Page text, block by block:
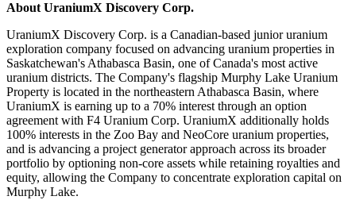
About UraniumX Discovery Corp.
UraniumX Discovery Corp. is a Canadian-based junior uranium
exploration company focused on advancing uranium properties in
Saskatchewan's Athabasca Basin, one of Canada's most active
uranium districts. The Company's flagship Murphy Lake Uranium
Property is located in the northeastern Athabasca Basin, where
UraniumX is earning up to a 70% interest through an option
agreement with F4 Uranium Corp. UraniumX additionally holds
100% interests in the Zoo Bay and NeoCore uranium properties,
and is advancing a project generator approach across its broader
portfolio by optioning non-core assets while retaining royalties and
equity, allowing the Company to concentrate exploration capital on
Murphy Lake.